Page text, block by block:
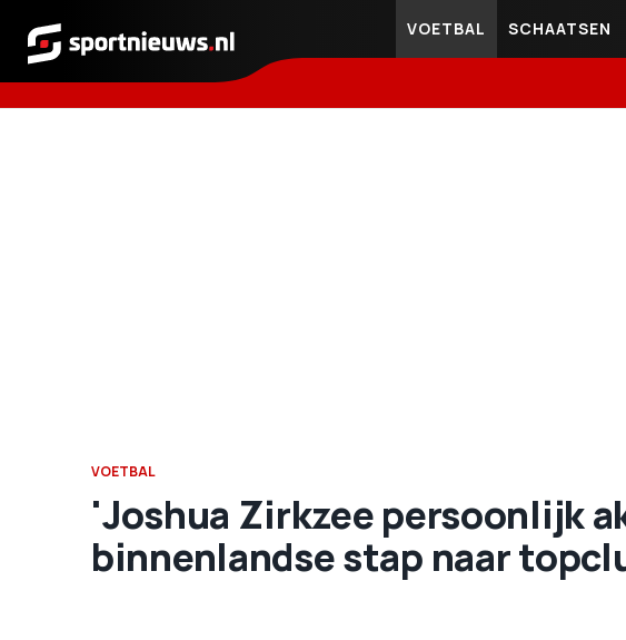
Sportnieuws.nl
VOETBAL SCHAATSEN
VOETBAL
'Joshua Zirkzee persoonlijk
binnenlandse stap naar